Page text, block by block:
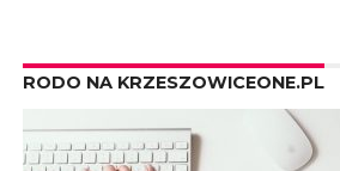
RODO NA KRZESZOWICEONE.PL